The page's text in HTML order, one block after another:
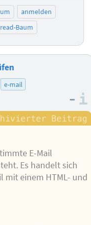
anmelden
Baum
e-mail
–
E-Mail
Es handelt sich
mit einem HTML- und